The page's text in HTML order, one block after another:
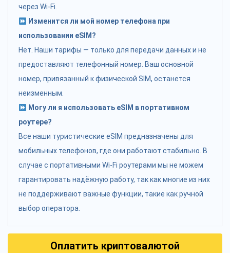
через Wi-Fi.
Изменится ли мой номер телефона при
использовании eSIM?
Нет. Наши тарифы — только для передачи данных и не
предоставляют телефонный номер. Ваш основной
номер, привязанный к физической SIM, останется
неизменным.
Могу ли я использовать eSIM в портативном
роутере?
Все наши туристические eSIM предназначены для
мобильных телефонов, где они работают стабильно. В
случае с портативными Wi-Fi роутерами мы не можем
гарантировать надёжную работу, так как многие из них
не поддерживают важные функции, такие как ручной
выбор оператора.
Оплатить криптовалютой